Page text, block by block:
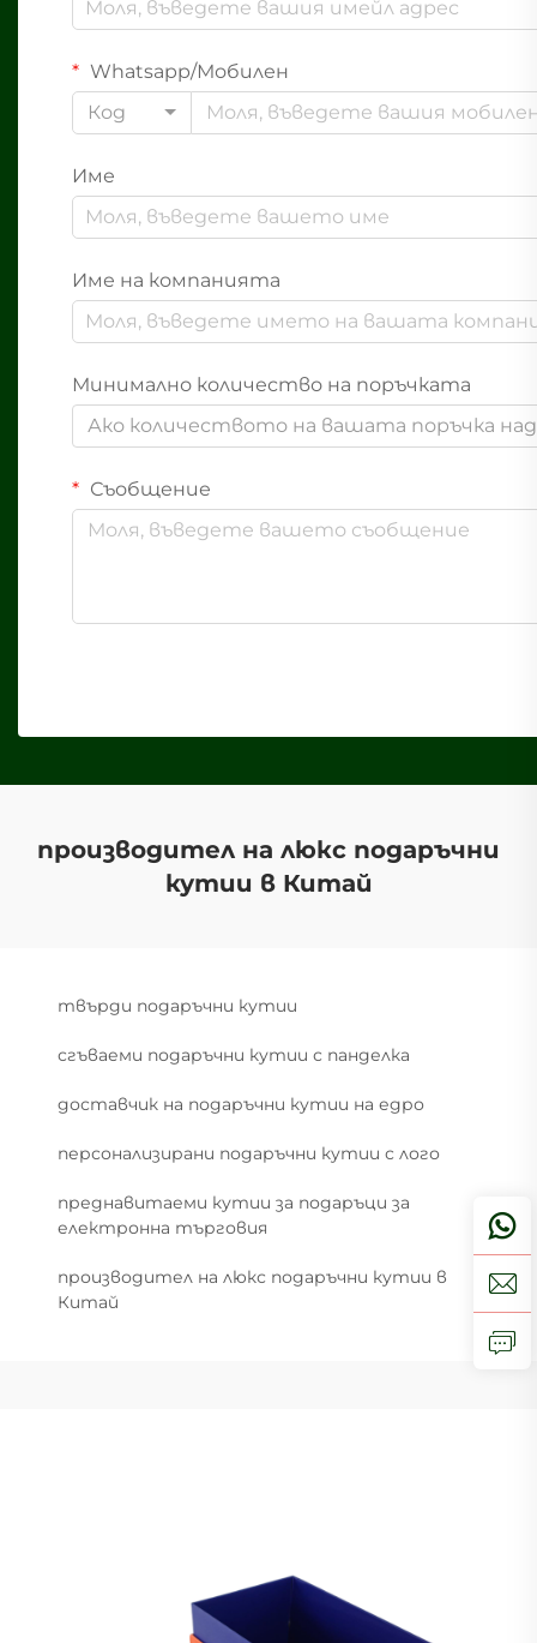
Whatsapp/Мобилен
Код
Име
Име на компанията
Минимално количество на поръчката
Ако количеството на вашата поръчка
Съобщение
производител на люкс подаръчни
кутии в Китай
твърди подаръчни кутии
сгъваеми подаръчни кутии с панделка
доставчик на подаръчни кутии на едро
персонализирани подаръчни кутии с лого
преднавитаеми кутии за подаръци за
електронна търговия
производител на люкс подаръчни кутии в
Китай